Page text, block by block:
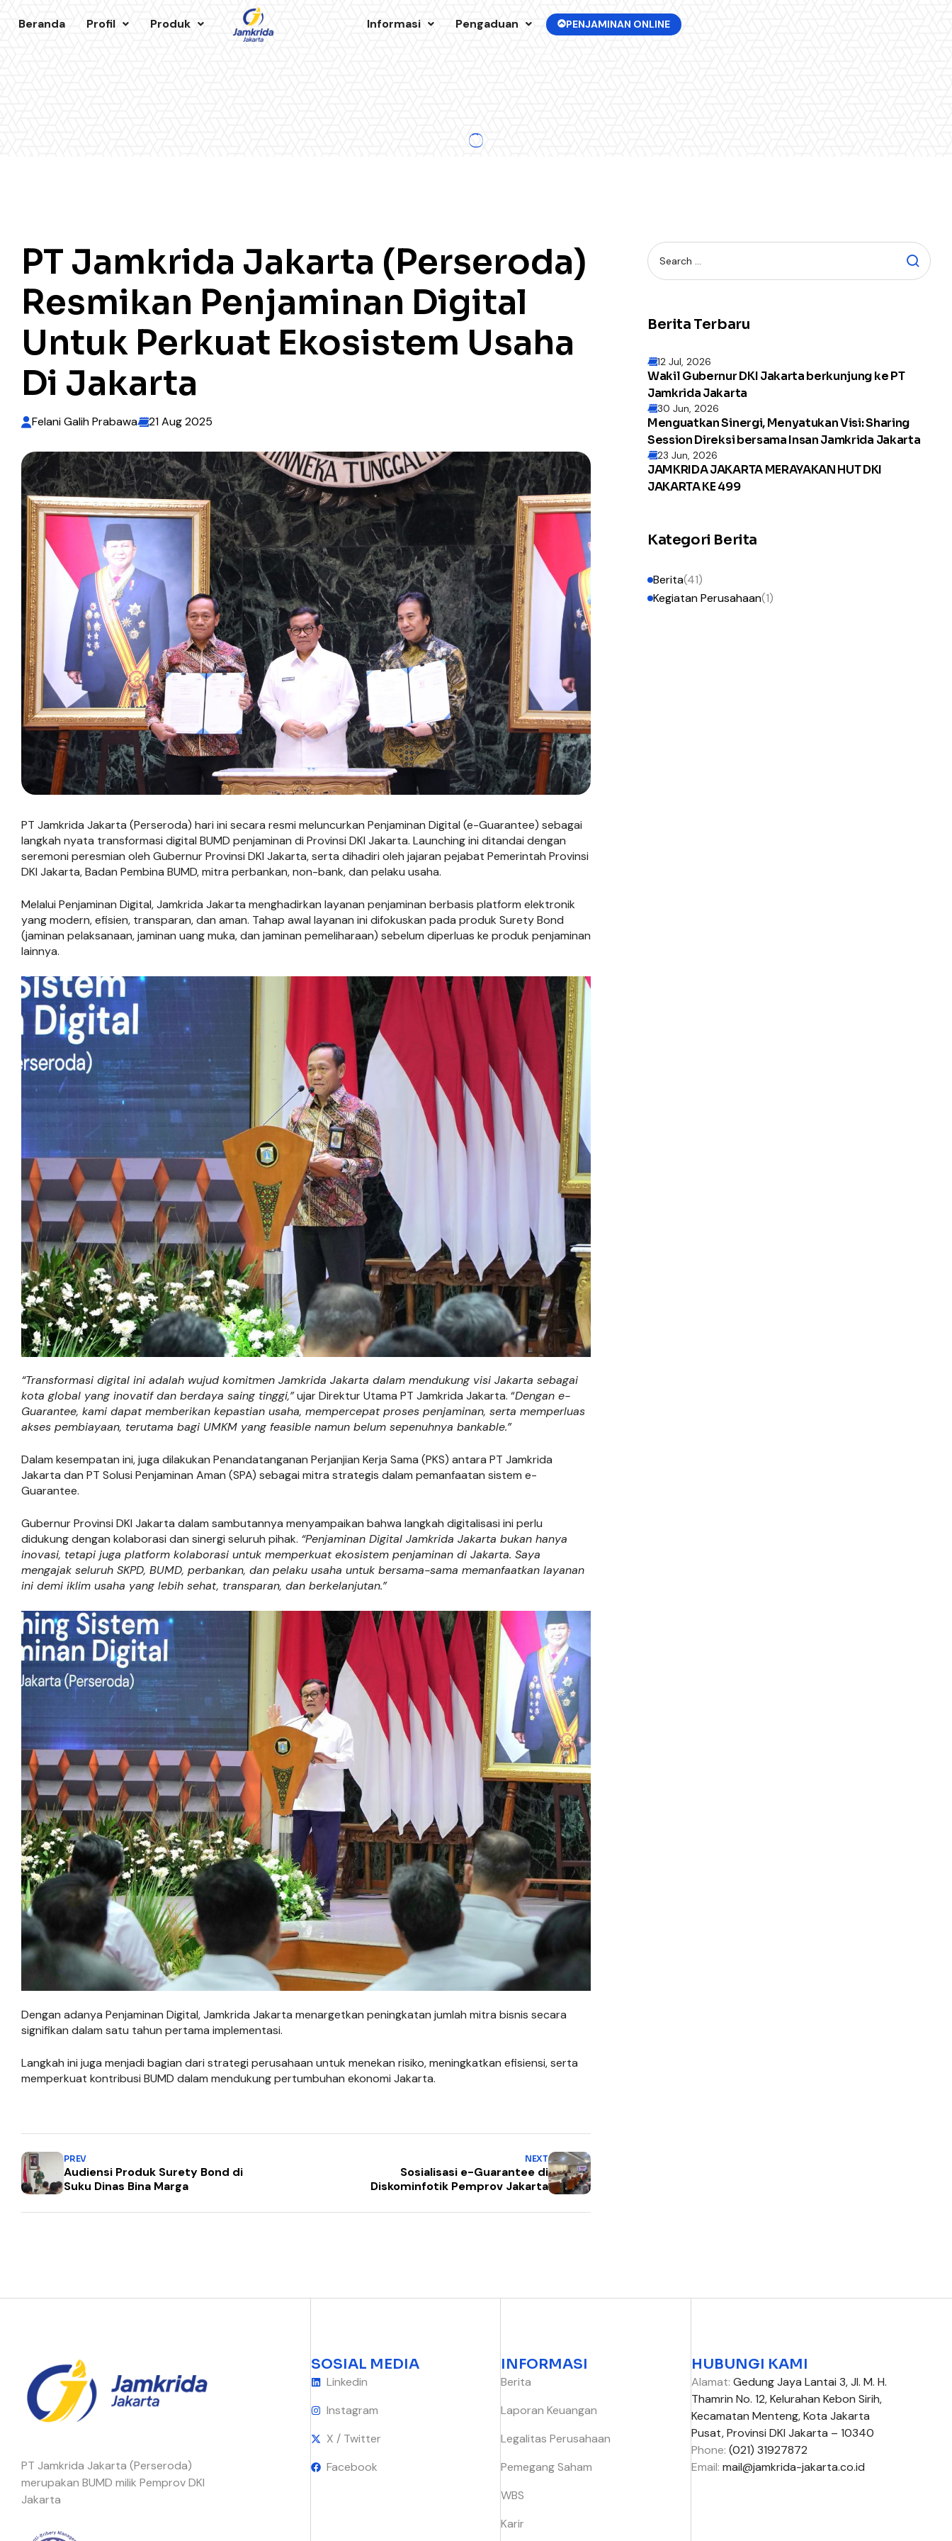
Beranda Profil Produk Informasi Pengaduan PENJAMINAN ONLINE
PT Jamkrida Jakarta (Perseroda)
Resmikan Penjaminan Digital
Untuk Perkuat Ekosistem Usaha
Di Jakarta
21 Aug 2025
Felani Galih Prabawa
PT Jamkrida Jakarta (Perseroda) hari ini secara resmi meluncurkan Penjaminan Digital (e-Guarantee) sebagai
langkah nyata transformasi digital BUMD penjaminan di Provinsi DKI Jakarta. Launching ini ditandai dengan
seremoni peresmian oleh Gubernur Provinsi DKI Jakarta, serta dihadiri oleh jajaran pejabat Pemerintah Provinsi
DKI Jakarta, Badan Pembina BUMD, mitra perbankan, non-bank, dan pelaku usaha.
Melalui Penjaminan Digital, Jamkrida Jakarta menghadirkan layanan penjaminan berbasis platform elektronik
yang modern, efisien, transparan, dan aman. Tahap awal layanan ini difokuskan pada produk Surety Bond
(jaminan pelaksanaan, jaminan uang muka, dan jaminan pemeliharaan) sebelum diperluas ke produk penjaminan
lainnya.
“Transformasi digital ini adalah wujud komitmen Jamkrida Jakarta dalam mendukung visi Jakarta sebagai
kota global yang inovatif dan berdaya saing tinggi,”ujar Direktur Utama PT Jamkrida Jakarta. “Dengan e-
Guarantee, kami dapat memberikan kepastian usaha, mempercepat proses penjaminan, serta memperluas
akses pembiayaan, terutama bagi UMKM yang feasible namun belum sepenuhnya bankable.”
Dalam kesempatan ini, juga dilakukan Penandatanganan Perjanjian Kerja Sama (PKS) antara PT Jamkrida
Jakarta dan PT Solusi Penjaminan Aman (SPA) sebagai mitra strategis dalam pemanfaatan sistem e-
Guarantee.
Gubernur Provinsi DKI Jakarta dalam sambutannya menyampaikan bahwa langkah digitalisasi ini perlu
didukung dengan kolaborasi dan sinergi seluruh pihak. “Penjaminan Digital Jamkrida Jakarta bukan hanya
inovasi, tetapi juga platform kolaborasi untuk memperkuat ekosistem penjaminan di Jakarta. Saya
mengajak seluruh SKPD, BUMD, perbankan, dan pelaku usaha untuk bersama-sama memanfaatkan layanan
ini demi iklim usaha yang lebih sehat, transparan, dan berkelanjutan.”
Dengan adanya Penjaminan Digital, Jamkrida Jakarta menargetkan peningkatan jumlah mitra bisnis secara
signifikan dalam satu tahun pertama implementasi.
Langkah ini juga menjadi bagian dari strategi perusahaan untuk menekan risiko, meningkatkan efisiensi, serta
memperkuat kontribusi BUMD dalam mendukung pertumbuhan ekonomi Jakarta.
PREV
Audiensi Produk Surety Bond di
Suku Dinas Bina Marga
NEXT
Sosialisasi e-Guarantee di
Diskominfotik Pemprov Jakarta
Berita Terbaru
12 Jul, 2026
Wakil Gubernur DKI Jakarta berkunjung ke PT
Jamkrida Jakarta
30 Jun, 2026
Menguatkan Sinergi, Menyatukan Visi: Sharing
Session Direksi bersama Insan Jamkrida Jakarta
23 Jun, 2026
JAMKRIDA JAKARTA MERAYAKAN HUT DKI
JAKARTA KE 499
Kategori Berita
Berita(41)
Kegiatan Perusahaan(1)
PT Jamkrida Jakarta (Perseroda)
merupakan BUMD milik Pemprov DKI
Jakarta
SOSIAL MEDIA
Linkedin
Instagram
X / Twitter
Facebook
INFORMASI
Berita
Laporan Keuangan
Legalitas Perusahaan
Pemegang Saham
WBS
Karir
HUBUNGI KAMI
Alamat: Gedung Jaya Lantai 3, Jl. M. H.
Thamrin No. 12, Kelurahan Kebon Sirih,
Kecamatan Menteng, Kota Jakarta
Pusat, Provinsi DKI Jakarta – 10340
Phone: (021) 31927872
Email: mail@jamkrida-jakarta.co.id